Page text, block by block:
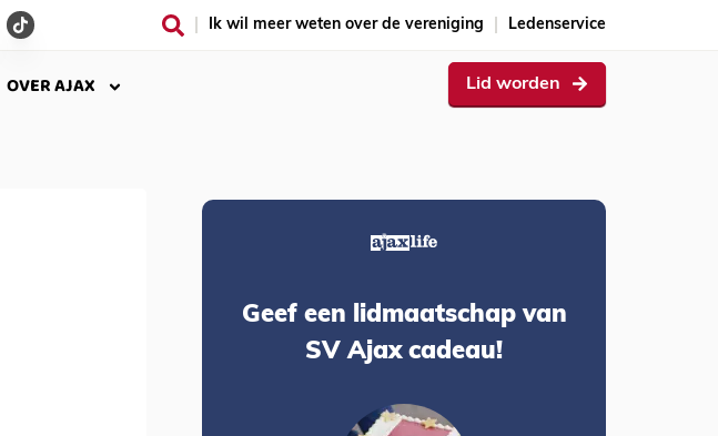
Ik wil meer weten over de vereniging Ledenservice
OVER AJAX Lid worden
Geef een lidmaatschap van
SV Ajax cadeau!